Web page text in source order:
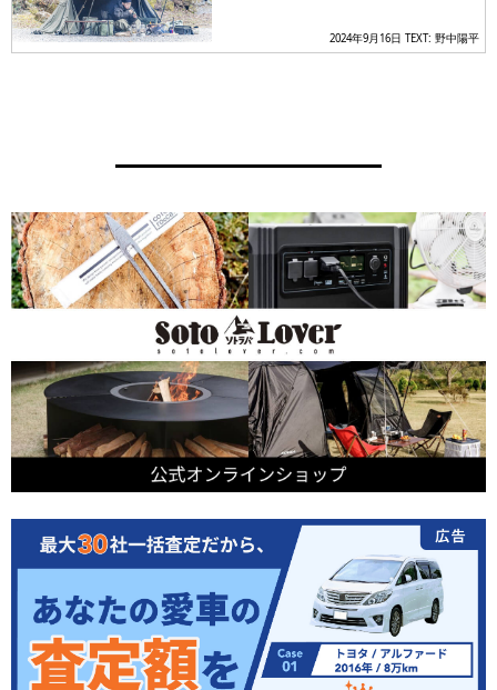
2024年9月16日 TEXT: 野中陽平